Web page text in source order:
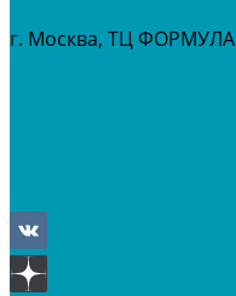
г. Москва, ТЦ ФОРМУЛА